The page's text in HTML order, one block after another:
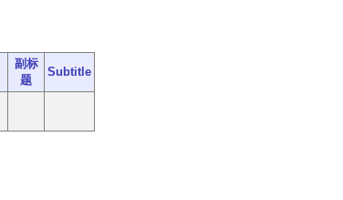
副标
题
Subtitle